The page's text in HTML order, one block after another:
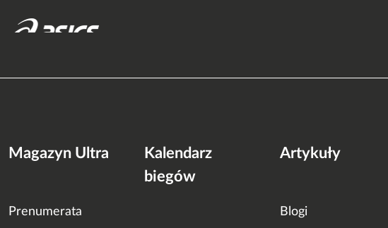
Magazyn Ultra
Prenumerata
Kalendarz
biegów
Artykuły
Blogi